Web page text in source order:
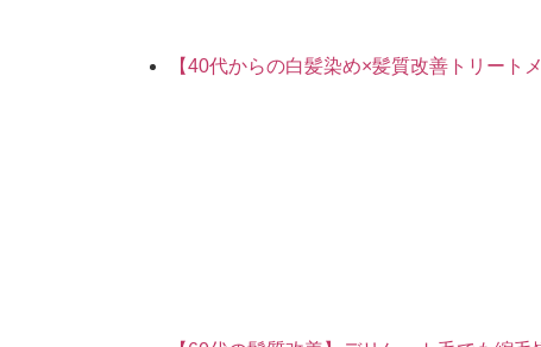
【40代からの白髪染め×髪質改善トリート